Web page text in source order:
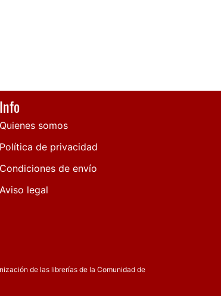
Info
Quienes somos
Política de privacidad
Condiciones de envío
Aviso legal
de las librerías de la Comunidad de